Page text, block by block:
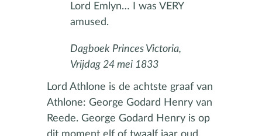
Lord Emlyn… I was VERY
amused.
Dagboek Princes Victoria,
Vrijdag 24 mei 1833
Lord Athlone is de achtste graaf van
Athlone: George Godard Henry van
Reede. George Godard Henry is op